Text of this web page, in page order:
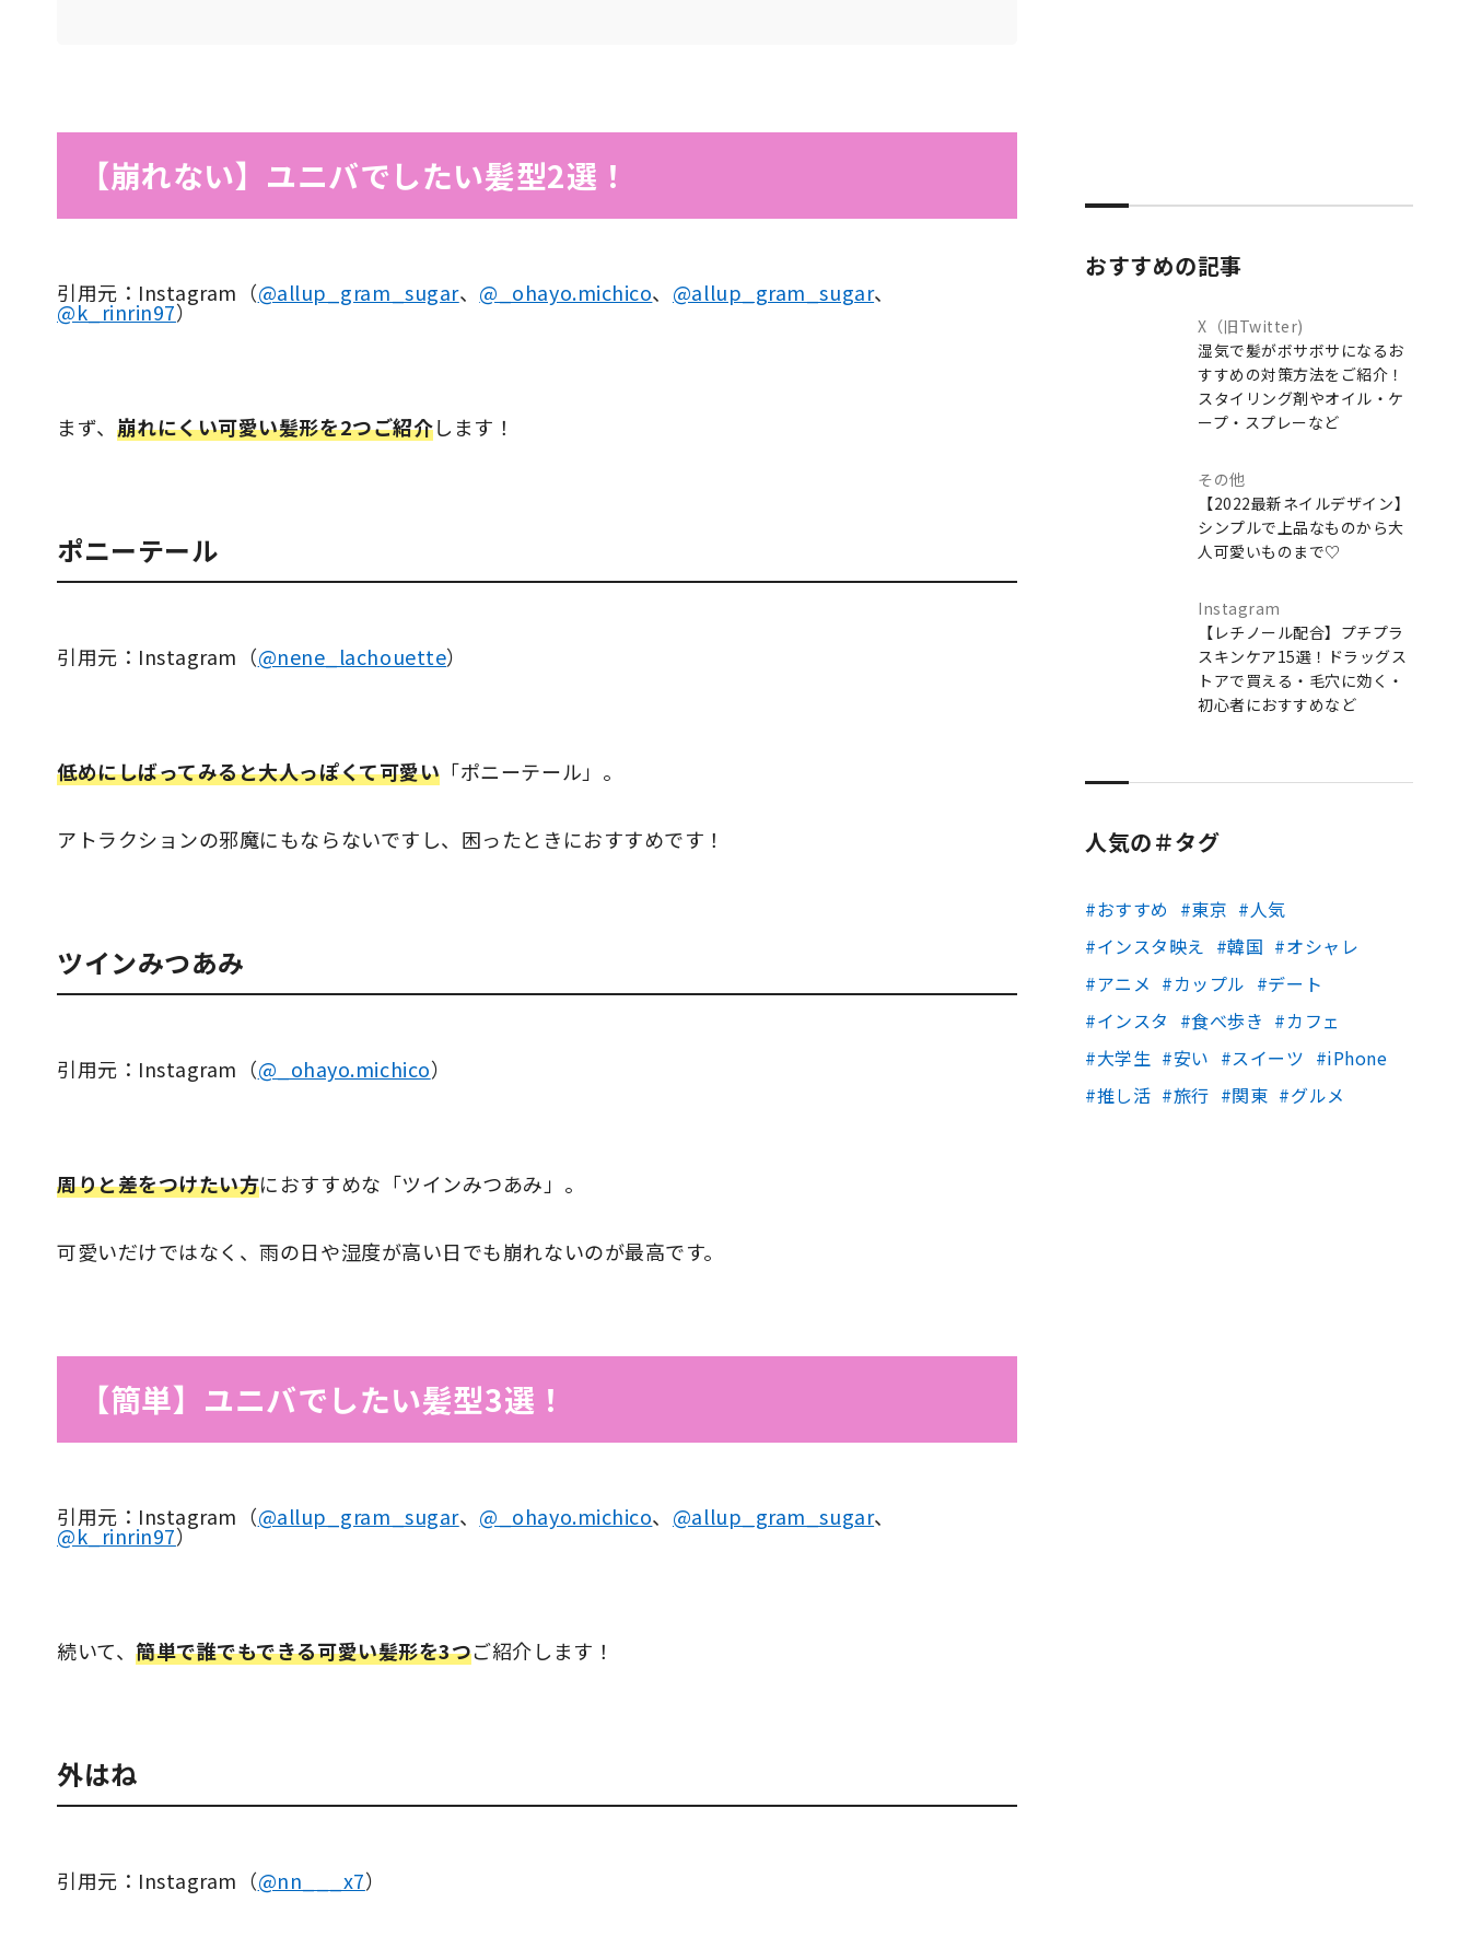
【崩れない】ユニバでしたい髪型2選！
引用元：Instagram（@allup_gram_sugar、 @_ohayo.michico、 @allup_gram_sugar、
@k_rinrin97）
まず、 崩れにくい可愛い髪形を2つご紹介します！
ポニーテール
引用元：Instagram（@nene_lachouette）
低めにしばってみると大人っぽくて可愛い 「ポニーテール」。
アトラクションの邪魔にもならないですし、困ったときにおすすめです！
ツインみつあみ
引用元：Instagram（@_ohayo.michico）
周りと差をつけたい方におすすめな「ツインみつあみ」。
可愛いだけではなく、雨の日や湿度が高い日でも崩れないのが最高です。
【簡単】ユニバでしたい髪型3選！
引用元：Instagram（@allup_gram_sugar、 @_ohayo.michico、 @allup_gram_sugar、
@k_rinrin97）
続いて、簡単で誰でもできる可愛い髪形を3つご紹介します！
外はね
引用元：Instagram（@nn___x7）
おすすめの記事
X（旧Twitter)
湿気で髪がボサボサになるお
すすめの対策方法をご紹介！
スタイリング剤やオイル・ケ
ープ・スプレーなど
その他
【2022最新ネイルデザイン】
シンプルで上品なものから大
人可愛いものまで♡
Instagram
【レチノール配合】プチプラ
スキンケア15選！ドラッグス
トアで買える・毛穴に効く・
初心者におすすめなど
人気の＃タグ
おすすめ 東京
人気
インスタ映え
韓国
オシャレ
アニメ
カップル
デート
インスタ
食べ歩き
カフェ
大学生
安い スイーツ
iPhone
推し活
旅行 関東 グルメ